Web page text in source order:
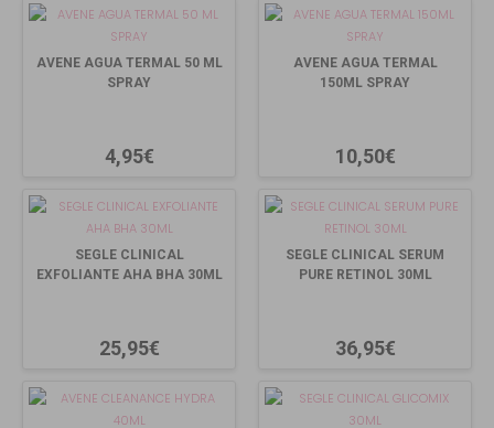
AVENE AGUA TERMAL 50 ML
SPRAY
4,95€
AVENE AGUA TERMAL
150ML SPRAY
10,50€
SEGLE CLINICAL
EXFOLIANTE AHA BHA 30ML
25,95€
SEGLE CLINICAL SERUM
PURE RETINOL 30ML
36,95€